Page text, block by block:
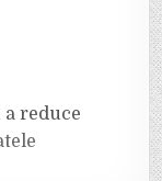
reduce